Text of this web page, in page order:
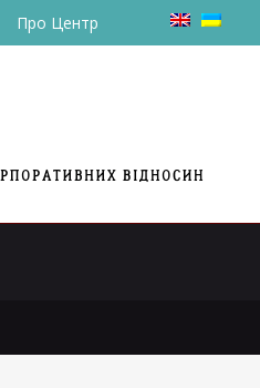
Про Центр
за 19 – 25 июля 2010 года